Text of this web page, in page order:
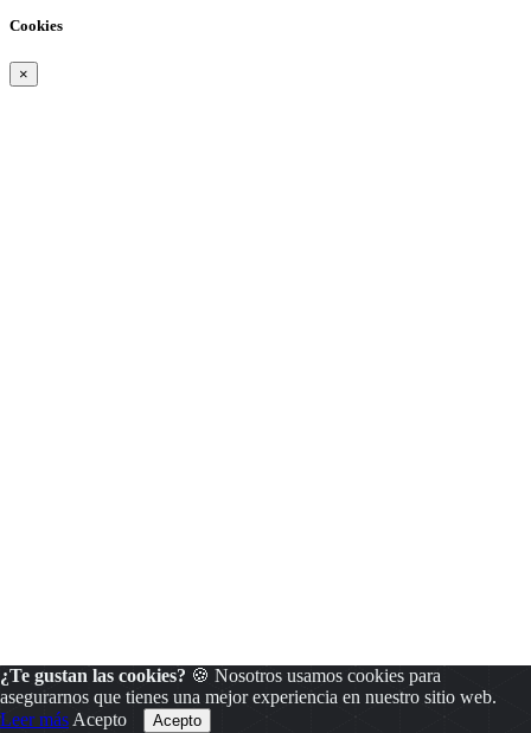
¿Te gustan las cookies? 🍪 Nosotros usamos cookies para
asegurarnos que tienes una mejor experiencia en nuestro sitio web.
Leer más Acepto
Cookies
×